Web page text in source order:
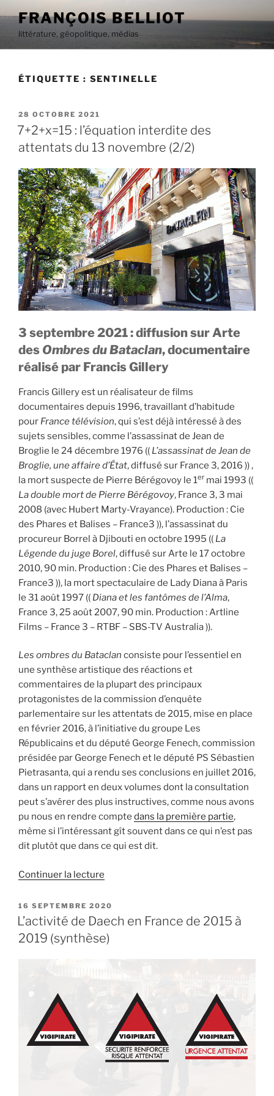
au
contenu
principal
FRANÇOIS BELLIOT
littérature, géopolitique, médias
ÉTIQUETTE : SENTINELLE
PUBLIÉ
LE
28 OCTOBRE 2021
7+2+x=15 : l’équation interdite des
attentats du 13 novembre (2/2)
3 septembre 2021 : diffusion sur Arte
des Ombres du Bataclan, documentaire
réalisé par Francis Gillery
Francis Gillery est un réalisateur de films
documentaires depuis 1996, travaillant d’habitude
pour France télévision, qui s’est déjà intéressé à des
sujets sensibles, comme l’assassinat de Jean de
Broglie le 24 décembre 1976 (( L’assassinat de Jean de
Broglie, une affaire d’État, diffusé sur France 3, 2016 )) ,
la mort suspecte de Pierre Bérégovoy le 1er mai 1993 ((
La double mort de Pierre Bérégovoy, France 3, 3 mai
2008 (avec Hubert Marty-Vrayance). Production : Cie
des Phares et Balises – France3 )), l’assassinat du
procureur Borrel à Djibouti en octobre 1995 (( La
Légende du juge Borel, diffusé sur Arte le 17 octobre
2010, 90 min. Production : Cie des Phares et Balises –
France3 )), la mort spectaculaire de Lady Diana à Paris
le 31 août 1997 (( Diana et les fantômes de l’Alma,
France 3, 25 août 2007, 90 min. Production : Artline
Films – France 3 – RTBF – SBS-TV Australia )).
Les ombres du Bataclan consiste pour l’essentiel en
une synthèse artistique des réactions et
commentaires de la plupart des principaux
protagonistes de la commission d’enquête
parlementaire sur les attentats de 2015, mise en place
en février 2016, à l’initiative du groupe Les
Républicains et du député George Fenech, commission
présidée par George Fenech et le député PS Sébastien
Pietrasanta, qui a rendu ses conclusions en juillet 2016,
dans un rapport en deux volumes dont la consultation
peut s’avérer des plus instructives, comme nous avons
pu nous en rendre compte dans la première partie,
même si l’intéressant gît souvent dans ce qui n’est pas
dit plutôt que dans ce qui est dit.
Continuer la lecture
:
l’équation
interdite
des
novembre
(2/2) »
PUBLIÉ
LE
16 SEPTEMBRE 2020
L’activité de Daech en France de 2015 à
2019 (synthèse)